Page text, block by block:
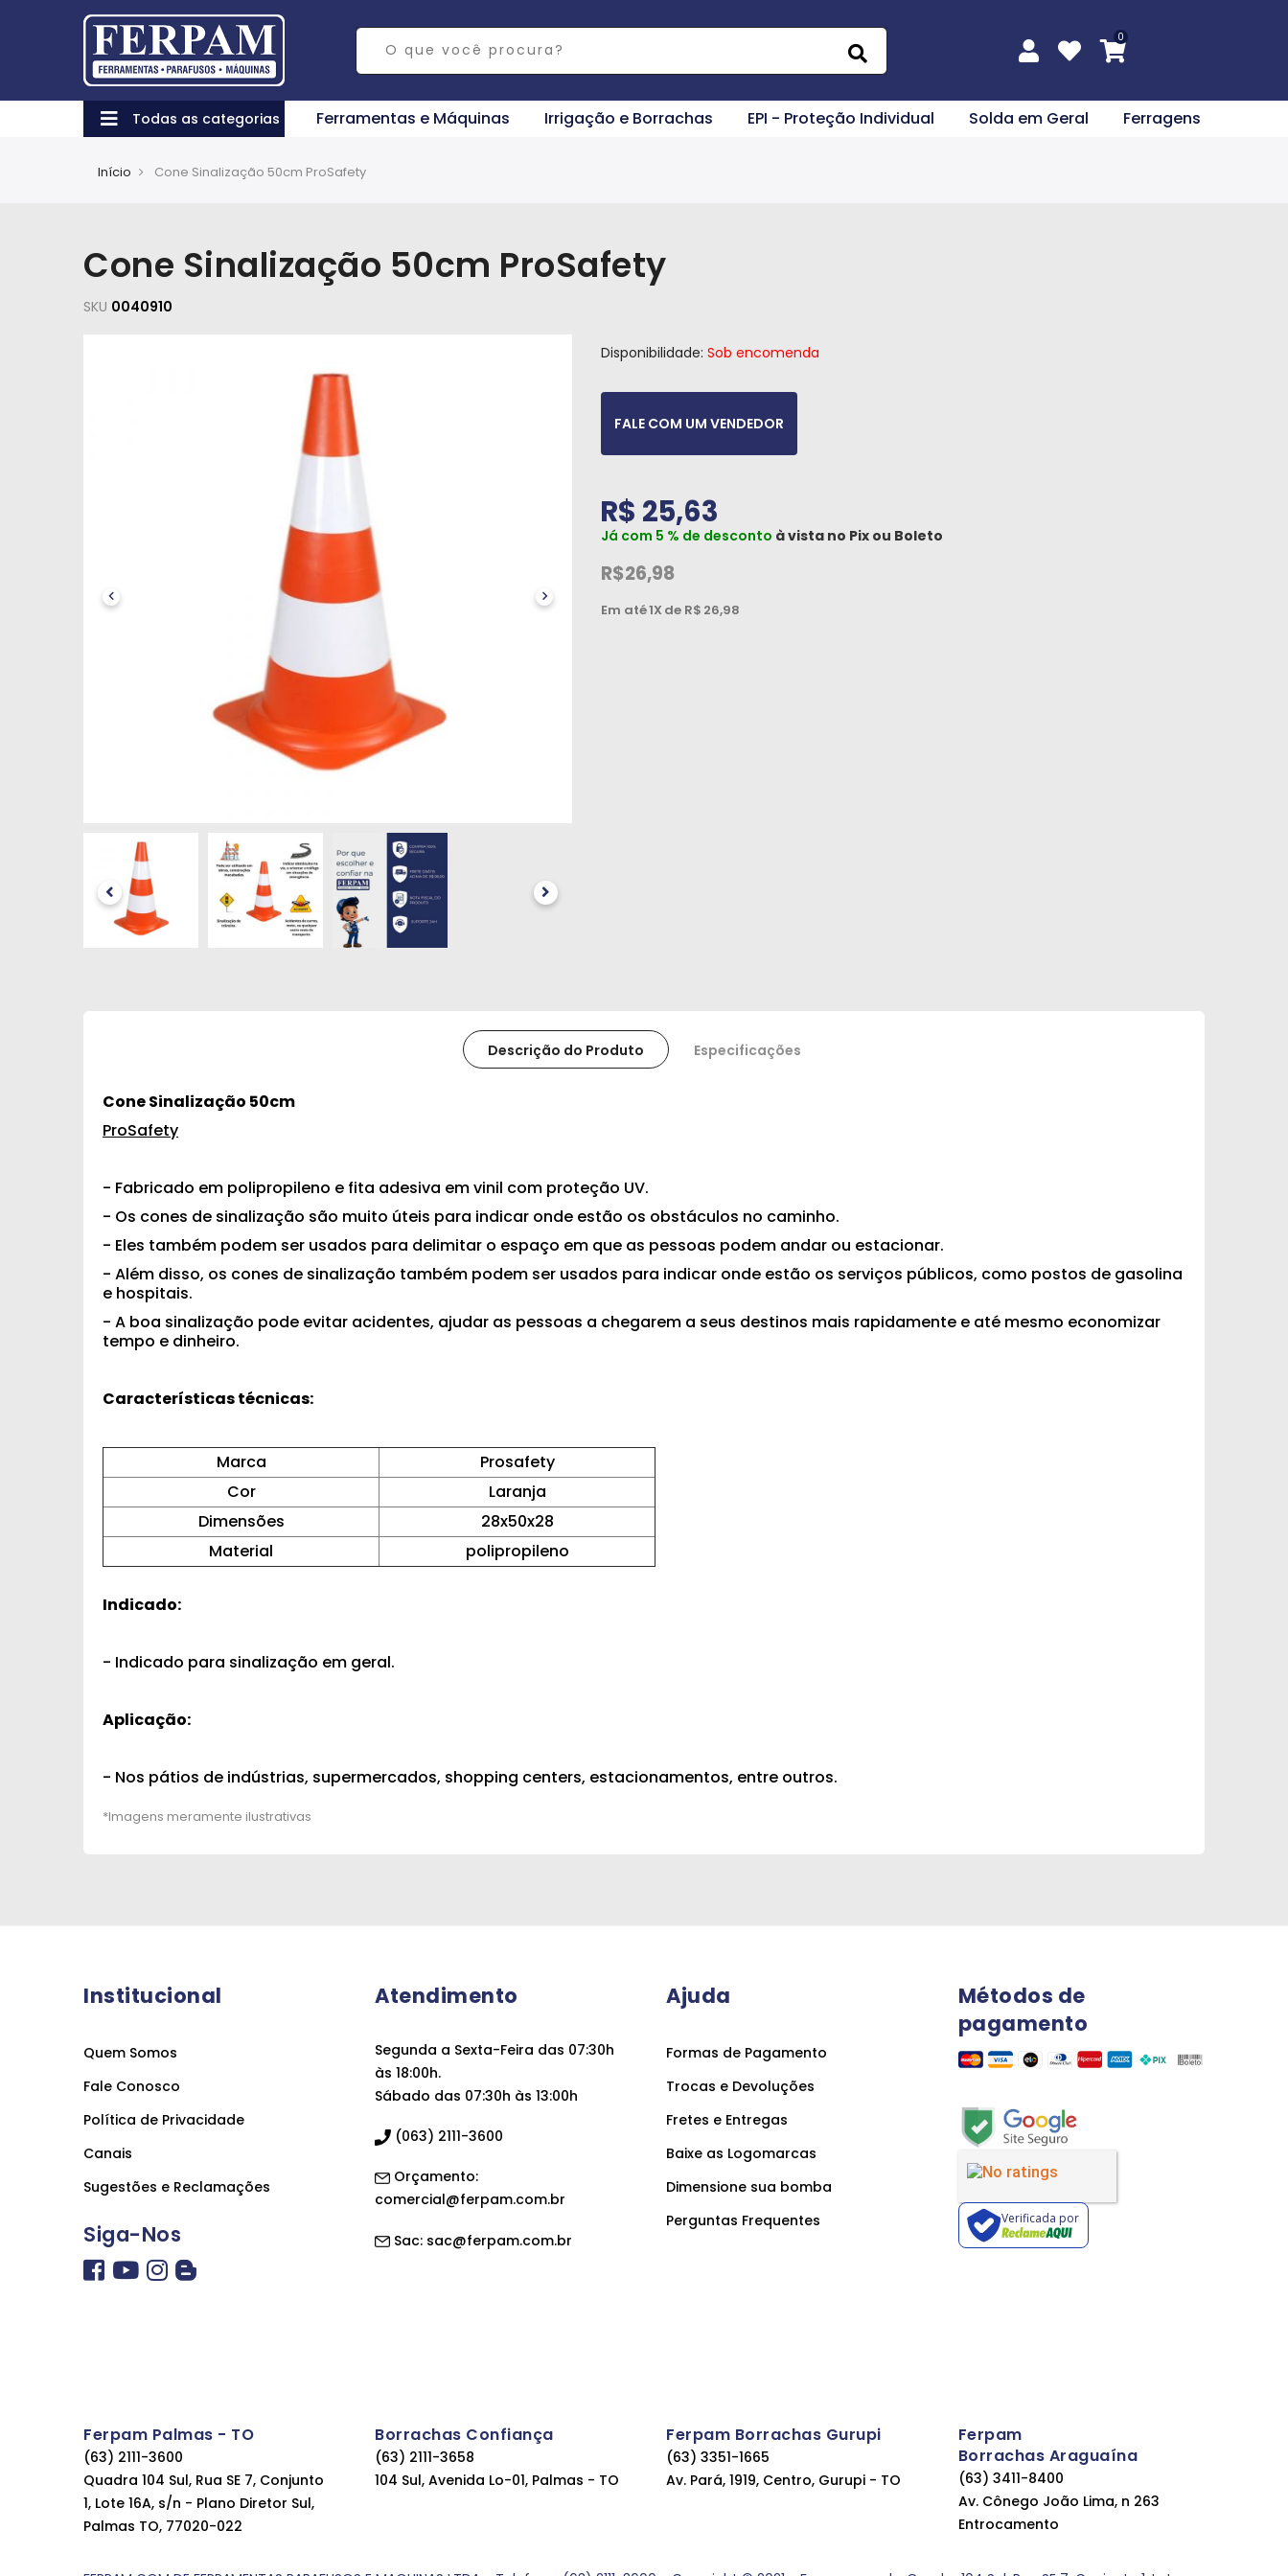
Todas as categorias Ferramentas e Máquinas Irrigação e Borrachas EPI - Proteção Individual Solda em Geral Ferragens
Início Cone Sinalização 50cm ProSafety
Cone Sinalização 50cm ProSafety
SKU 0040910
Disponibilidade: Sob encomenda
FALE COM UM VENDEDOR
R$ 25,63
Já com 5 % de desconto à vista no Pix ou Boleto
R$26,98
Em até1X de R$ 26,98
Descrição do Produto Especificações
Cone Sinalização 50cm
ProSafety
- Fabricado em polipropileno e fita adesiva em vinil com proteção UV.
- Os cones de sinalização são muito úteis para indicar onde estão os obstáculos no caminho.
- Eles também podem ser usados para delimitar o espaço em que as pessoas podem andar ou estacionar.
- Além disso, os cones de sinalização também podem ser usados para indicar onde estão os serviços públicos, como postos de gasolina
e hospitais.
- A boa sinalização pode evitar acidentes, ajudar as pessoas a chegarem a seus destinos mais rapidamente e até mesmo economizar
tempo e dinheiro.
Características técnicas:
Marca
Prosafety
Cor
Laranja
Dimensões
28x50x28
Material
polipropileno
Indicado:
- Indicado para sinalização em geral.
Aplicação:
- Nos pátios de indústrias, supermercados, shopping centers, estacionamentos, entre outros.
Institucional
Quem Somos
Fale Conosco
Política de Privacidade
Canais
Sugestões e Reclamações
Siga-Nos
Atendimento
Segunda a Sexta-Feira das 07:30h
às 18:00h.
Sábado das 07:30h às 13:00h
(063) 2111-3600
Orçamento:
comercial@ferpam.com.br
Sac: sac@ferpam.com.br
Ajuda
Formas de Pagamento
Trocas e Devoluções
Fretes e Entregas
Baixe as Logomarcas
Dimensione sua bomba
Perguntas Frequentes
Métodos de
pagamento
Verificada por
Ferpam Palmas - TO
(63) 2111-3600
Quadra 104 Sul, Rua SE 7, Conjunto
1, Lote 16A, s/n - Plano Diretor Sul,
Palmas TO, 77020-022
Borrachas Confiança
(63) 2111-3658
104 Sul, Avenida Lo-01, Palmas - TO
Ferpam Borrachas Gurupi
(63) 3351-1665
Av. Pará, 1919, Centro, Gurupi - TO
Ferpam
Borrachas Araguaína
(63) 3411-8400
Av. Cônego João Lima, n 263
Entrocamento